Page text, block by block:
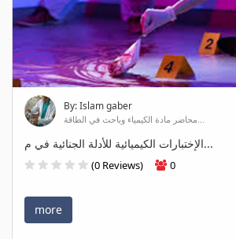
By: Islam gaber
محاضر مادة الكيمياء وباحث في الطاقة...
الإختبارات الكيميائية للأدلة الجنائية في م...
(0 Reviews) 0
more